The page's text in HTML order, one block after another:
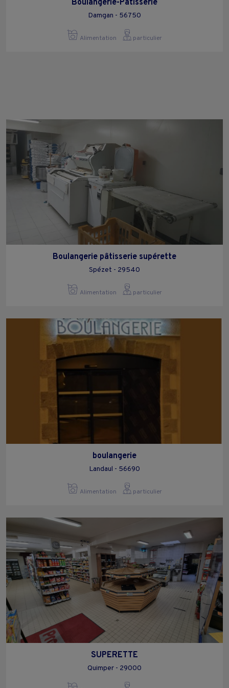
Boulangerie-Pâtisserie
Damgan - 56750
Alimentation particulier
Boulangerie pâtisserie supérette
Spézet - 29540
Alimentation particulier
boulangerie
Landaul - 56690
Alimentation particulier
SUPERETTE
Quimper - 29000